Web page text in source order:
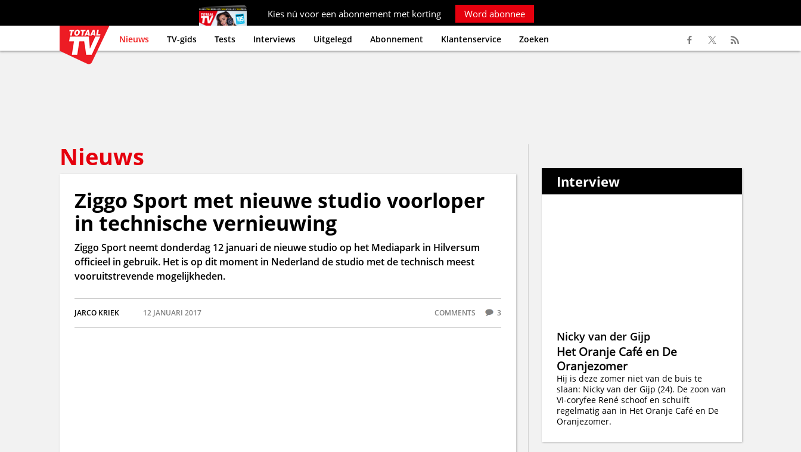
Kies nú voor een abonnement met korting Word abonnee
Nieuws TV-gids Tests Interviews Uitgelegd Abonnement Klantenservice Zoeken
Nieuws
Ziggo Sport met nieuwe studio voorloper
in technische vernieuwing
Ziggo Sport neemt donderdag 12 januari de nieuwe studio op het Mediapark in Hilversum
officieel in gebruik. Het is op dit moment in Nederland de studio met de technisch meest
vooruitstrevende mogelijkheden.
JARCO KRIEK 12 JANUARI 2017 COMMENTS 3
Interview
Nicky van der Gijp
Het Oranje Café en De
Oranjezomer
Hij is deze zomer niet van de buis te
slaan: Nicky van der Gijp (24). De zoon van
VI-coryfee René schoof en schuift
regelmatig aan in Het Oranje Café en De
Oranjezomer.